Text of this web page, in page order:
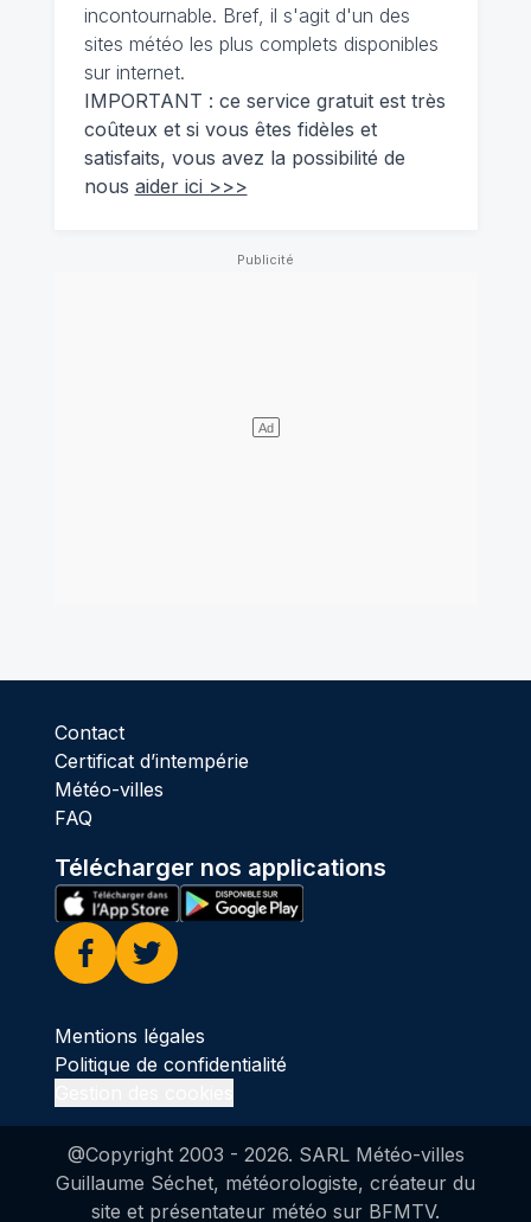
incontournable. Bref, il s'agit d'un des
sites météo les plus complets disponibles
sur internet.
IMPORTANT : ce service gratuit est très
coûteux et si vous êtes fidèles et
satisfaits, vous avez la possibilité de
nous aider ici >>>
Contact
Certificat d’intempérie
Météo-villes
FAQ
Télécharger nos applications
Facebook
Twitter
Mentions légales
Politique de confidentialité
@Copyright 2003 - 2026. SARL Météo-villes
Guillaume Séchet, météorologiste, créateur du
site et présentateur météo sur BFMTV.